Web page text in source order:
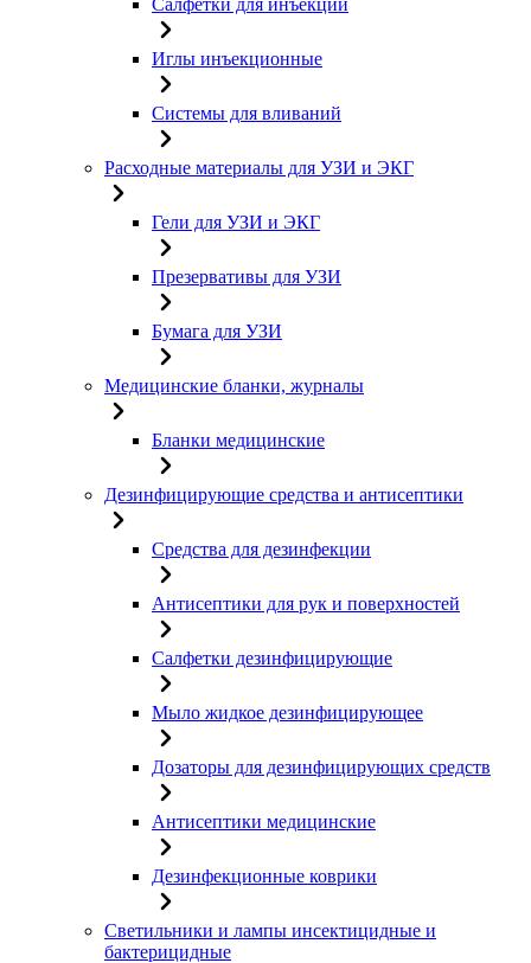
Салфетки для инъекций
Иглы инъекционные
Системы для вливаний
Расходные материалы для УЗИ и ЭКГ
Гели для УЗИ и ЭКГ
Презервативы для УЗИ
Бумага для УЗИ
Медицинские бланки, журналы
Бланки медицинские
Дезинфицирующие средства и антисептики
Средства для дезинфекции
Антисептики для рук и поверхностей
Салфетки дезинфицирующие
Мыло жидкое дезинфицирующее
Дозаторы для дезинфицирующих средств
Антисептики медицинские
Дезинфекционные коврики
Светильники и лампы инсектицидные и
бактерицидные